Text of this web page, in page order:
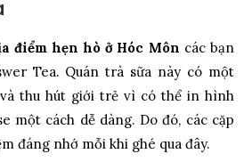
điểm hẹn hò ở Hóc Môn các bạn
Tea. Quán trà sữa này có một
thu hút giới trẻ vì có thể in hình
một cách dễ dàng. Do đó, các cặp
đáng nhớ mỗi khi ghé qua đây.